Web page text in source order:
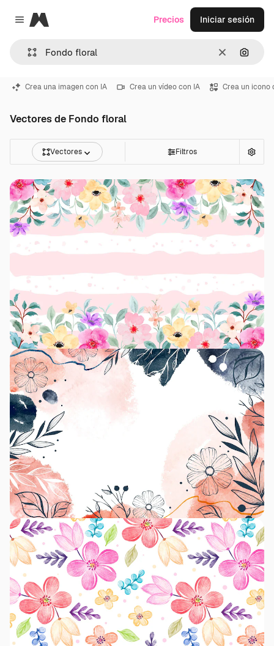
Close menu
Magnific
Borrar
Precios Iniciar sesión
Crea una imagen con IA Crea un vídeo con IA Crea un icono
Vectores de Fondo floral
Vectores Filtros